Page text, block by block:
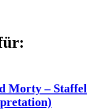
Morty – Staffel